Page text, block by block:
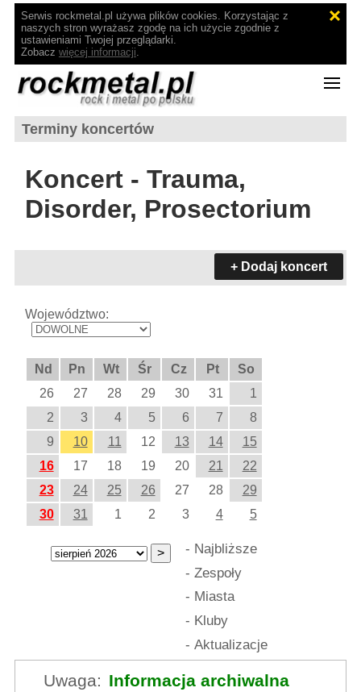
Serwis rockmetal.pl używa plików cookies. Korzystając z
naszych stron wyrażasz zgodę na ich użycie zgodnie z
ustawieniami Twojej przeglądarki.
Zobacz więcej informacji.
Terminy koncertów
Koncert - Trauma,
Disorder, Prosectorium
+ Dodaj koncert
Województwo:
Nd Pn Wt Śr Cz Pt
So
26
27 28 29 30 31
1
2
3 4 5 6 7
8
9
10 11 12 13 14
15
16
17 18 19 20 21
22
23
24 25 26 27 28
29
30
31 1 2 3 4 5
- Najbliższe
- Zespoły
- Miasta
- Kluby
- Aktualizacje
Uwaga: Informacja archiwalna